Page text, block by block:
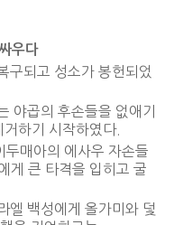
우다
구되고 성소가 봉헌되었
야곱의 후손들을 없애기
하기 시작하였다.
두매아의 에사우 자손들
게 큰 타격을 입히고 굴
엘 백성에게 올가미와 덫